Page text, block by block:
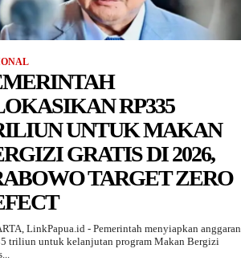
RP335
UNTUK MAKAN
GRATIS DI 2026,
TARGET ZERO
LinkPapua.id - Pemerintah menyiapkan anggaran
triliun untuk kelanjutan program Makan Bergizi